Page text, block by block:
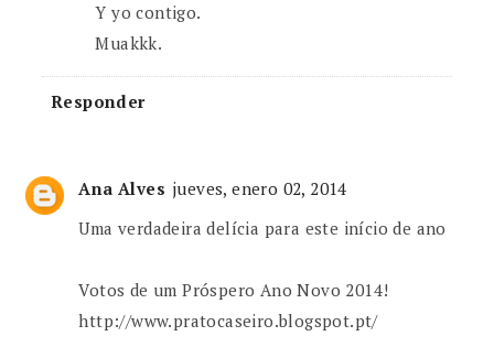
Y yo contigo.
Muakkk.
Responder
Ana Alves jueves, enero 02, 2014
Uma verdadeira delícia para este início de ano
Votos de um Próspero Ano Novo 2014!
http://www.pratocaseiro.blogspot.pt/